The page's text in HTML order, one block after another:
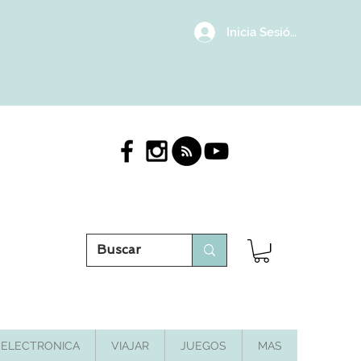
Inicia Sesión/
ELECTRONICA VIAJAR JUEGOS MAS